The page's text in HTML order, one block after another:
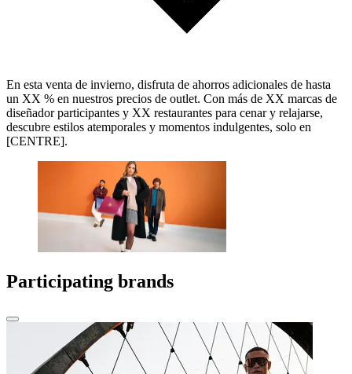
En esta venta de invierno, disfruta de ahorros adicionales de hasta
un XX % en nuestros precios de outlet. Con más de XX marcas de
diseñador participantes y XX restaurantes para cenar y relajarse,
descubre estilos atemporales y momentos indulgentes, solo en
[CENTRE].
Participating brands